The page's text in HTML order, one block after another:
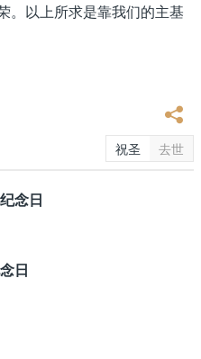
。以上所求是靠我们的主基
祝圣 去世
念日
日